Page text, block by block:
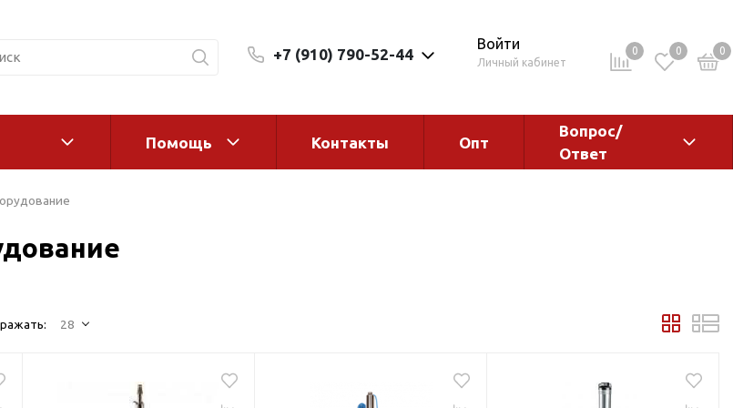
+7 (910) 790-52-44
Войти
Личный кабинет
0 0 0
Магистральные фильтры
Помощь Контакты Опт
Вопрос/
Ответ
28